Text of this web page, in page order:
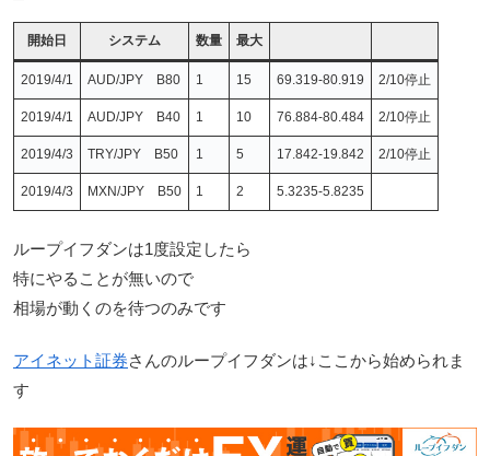
開始日 システム 数量 最大
2019/4/1 AUD/JPY B80 1 15 69.319-80.919 2/10停止
2019/4/1 AUD/JPY B40 1 10 76.884-80.484 2/10停止
2019/4/3 TRY/JPY B50 1 5 17.842-19.842 2/10停止
2019/4/3 MXN/JPY B50 1 2 5.3235-5.8235
ループイフダンは1度設定したら
特にやることが無いので
相場が動くのを待つのみです
アイネット証券さんのループイフダンは↓ここから始められま
す